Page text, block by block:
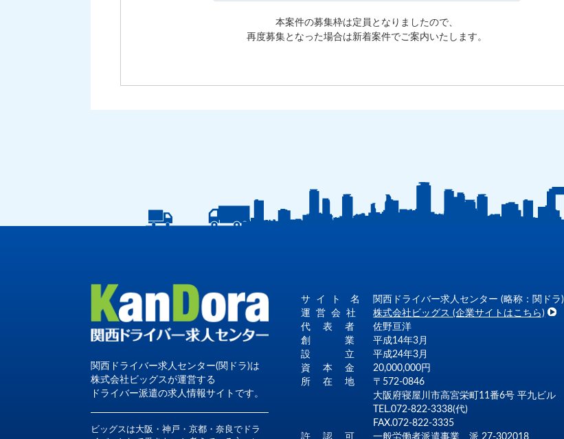
本案件の募集枠は定員となりましたので、
再度募集となった場合は新着案件でご案内いたします。
関西ドライバー求人センター(関ドラ)は
株式会社ビッグスが運営する
ドライバー派遣の求人情報サイトです。
ビッグスは大阪・神戸・京都・奈良でドラ
サ イ ト 名
関西ドライバー求人センター (略称：関ドラ)
運 営 会 社
株式会社ビッグス (企業サイトはこちら)
代 表 者
佐野亘洋
創 業
平成14年3月
設 立
平成24年3月
資 本 金
20,000,000円
所 在 地
〒572-0846
大阪府寝屋川市高宮栄町11番6号 平九ビル
TEL.072-822-3338(代)
FAX.072-822-3335
許 認 可
一般労働者派遣事業 派 27-302018